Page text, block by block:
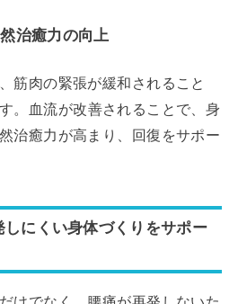
治癒力の向上
筋肉の緊張が緩和されること
。血流が改善されることで、身
治癒力が高まり、回復をサポー
にくい身体づくりをサポー